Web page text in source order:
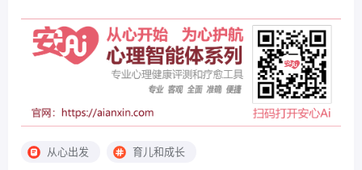
从心出发 育儿和成长